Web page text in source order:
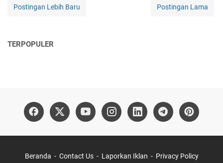
Postingan Lebih Baru Postingan Lama
TERPOPULER
Beranda Contact Us Laporkan Iklan Privacy Policy